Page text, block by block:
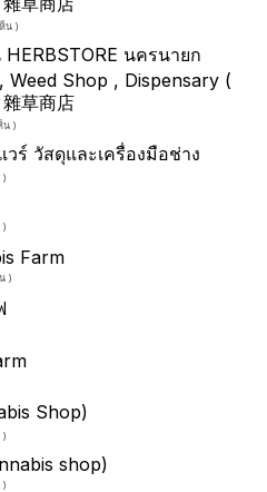
น )
นครนายก
Weed Shop , Dispensary (
草商店
น )
วร์ วัสดุและเครื่องมือช่าง
)
)
Farm
)
Shop)
)
shop)
)